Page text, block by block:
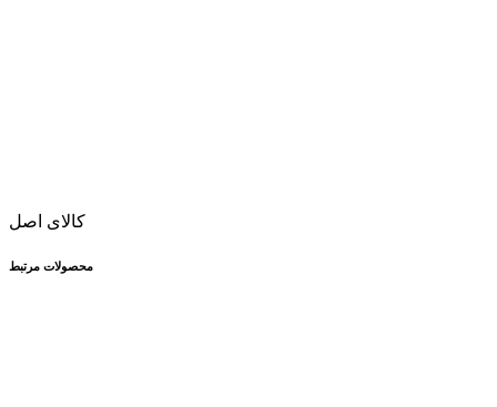
کالای اصل
محصولات مرتبط